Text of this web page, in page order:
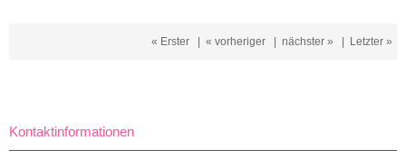
« Erster | « vorheriger | nächster » | Letzter »
Kontaktinformationen